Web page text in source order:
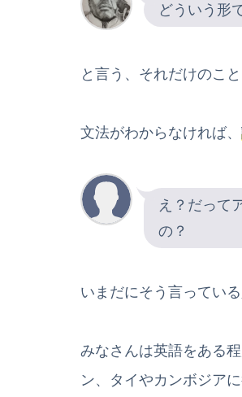
どういう形
と言う、それだけのこと
文法がわからなければ、
え？だって
の？
いまだにそう言ってい
みなさんは英語をある
ン、タイやカンボジア